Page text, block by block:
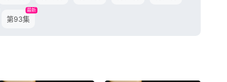
第93集
最新